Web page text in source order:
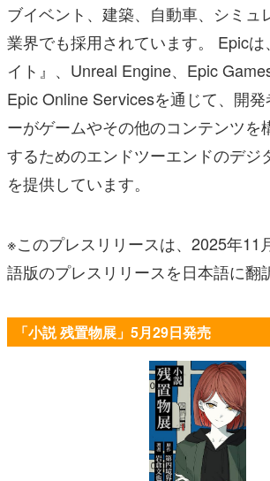
ブイベント、建築、自動車、シミュ
業界でも採用されています。 Epic
イト』、Unreal Engine、Epic
Epic Online Servicesを通じて、開
ーがゲームやその他のコンテンツを
するためのエンドツーエンドのデジ
を提供しています。
※このプレスリリースは、2025年11
語版のプレスリリースを日本語に翻
「小説 残置物展」5月29日発売